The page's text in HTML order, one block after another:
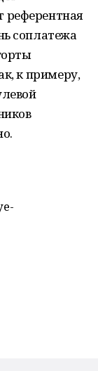
референтная
соплатежа
к примеру,